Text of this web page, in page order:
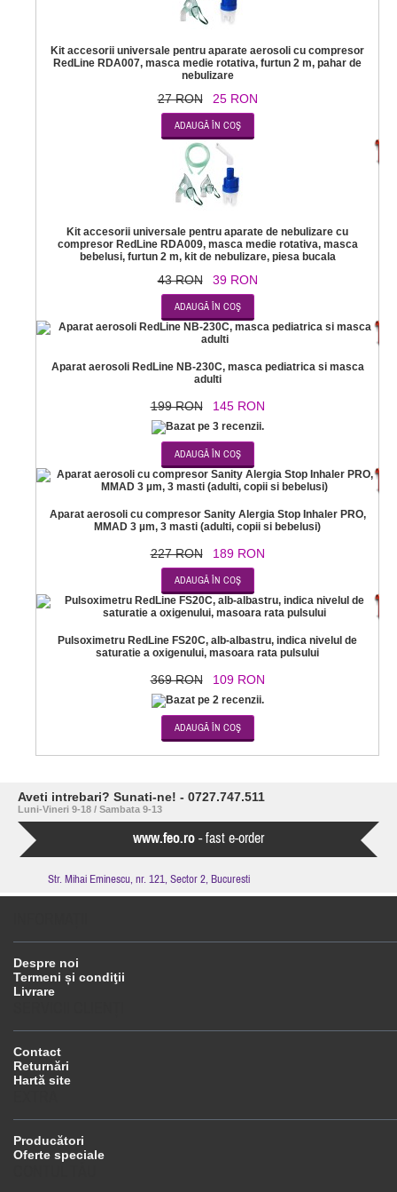
Kit accesorii universale pentru aparate aerosoli cu compresor
RedLine RDA007, masca medie rotativa, furtun 2 m, pahar de
nebulizare
27 RON 25 RON
Kit accesorii universale pentru aparate de nebulizare cu
compresor RedLine RDA009, masca medie rotativa, masca
bebelusi, furtun 2 m, kit de nebulizare, piesa bucala
43 RON 39 RON
Aparat aerosoli RedLine NB-230C, masca pediatrica si masca
adulti
199 RON 145 RON
Aparat aerosoli cu compresor Sanity Alergia Stop Inhaler PRO,
MMAD 3 µm, 3 masti (adulti, copii si bebelusi)
227 RON 189 RON
Pulsoximetru RedLine FS20C, alb-albastru, indica nivelul de
saturatie a oxigenului, masoara rata pulsului
369 RON 109 RON
Aveti intrebari? Sunati-ne! - 0727.747.511
Luni-Vineri 9-18 / Sambata 9-13
www.feo.ro - fast e-order
Str. Mihai Eminescu, nr. 121, Sector 2, Bucuresti
Despre noi
Termeni și condiţii
Livrare
Contact
Returnări
Hartă site
Producători
Oferte speciale